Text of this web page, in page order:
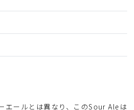
エールとは異なり、このSour Aleは